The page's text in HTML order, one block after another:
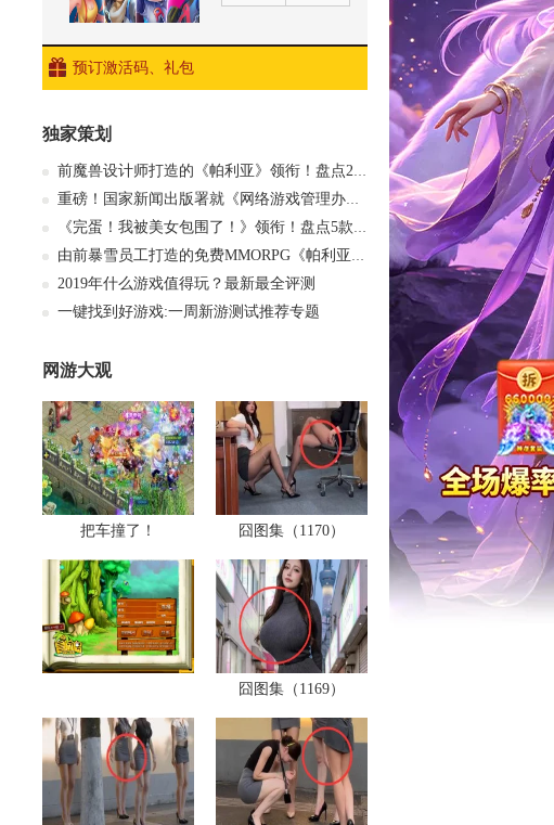
预订激活码、礼包
独家策划
前魔兽设计师打造的《帕利亚》领衔！盘点20…
重磅！国家新闻出版署就《网络游戏管理办法…
《完蛋！我被美女包围了！》领衔！盘点5款…
由前暴雪员工打造的免费MMORPG《帕利亚》如…
2019年什么游戏值得玩？最新最全评测
一键找到好游戏:一周新游测试推荐专题
网游大观
把车撞了！ 囧图集（1170）
囧图集（1169）